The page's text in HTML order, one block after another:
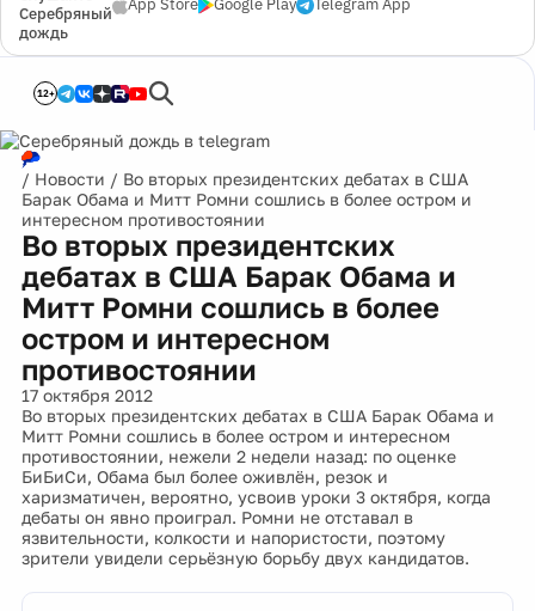
Серебряный
дождь
App Store Google Play Telegram App
12+
/ Новости / Во вторых президентских дебатах в США
Барак Обама и Митт Ромни сошлись в более остром и
интересном противостоянии
Во вторых президентских
дебатах в США Барак Обама и
Митт Ромни сошлись в более
остром и интересном
противостоянии
17 октября 2012
Во вторых президентских дебатах в США Барак Обама и
Митт Ромни сошлись в более остром и интересном
противостоянии, нежели 2 недели назад: по оценке
БиБиСи, Обама был более оживлён, резок и
харизматичен, вероятно, усвоив уроки 3 октября, когда
дебаты он явно проиграл. Ромни не отставал в
язвительности, колкости и напористости, поэтому
зрители увидели серьёзную борьбу двух кандидатов.